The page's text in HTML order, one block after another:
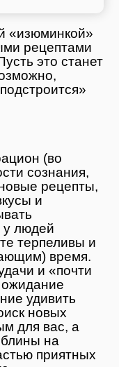
«изюминкой»
рецептами
это станет
(во
сознания,
рецепты,
и
у людей
терпеливы и
время.
и «почти
ожидание
удивить
новых
для вас, а
на
приятных